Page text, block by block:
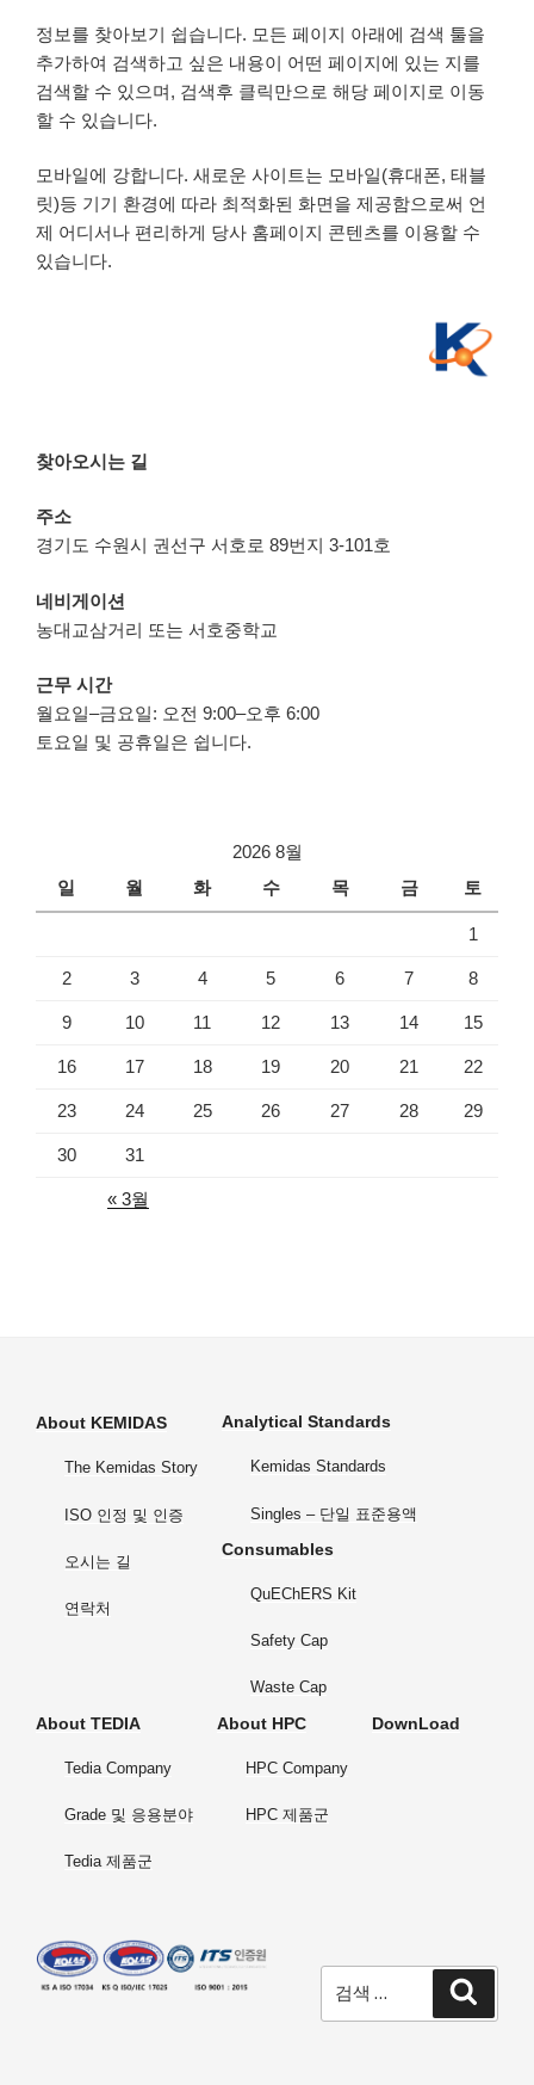
정보를 찾아보기 쉽습니다. 모든 페이지 아래에 검색 툴을
추가하여 검색하고 싶은 내용이 어떤 페이지에 있는 지를
검색할 수 있으며, 검색후 클릭만으로 해당 페이지로 이동
할 수 있습니다.
모바일에 강합니다. 새로운 사이트는 모바일(휴대폰, 태블
릿)등 기기 환경에 따라 최적화된 화면을 제공함으로써 언
제 어디서나 편리하게 당사 홈페이지 콘텐츠를 이용할 수
있습니다.
찾아오시는 길
주소
경기도 수원시 권선구 서호로 89번지 3-101호
네비게이션
농대교삼거리 또는 서호중학교
근무 시간
월요일–금요일: 오전 9:00–오후 6:00
토요일 및 공휴일은 쉽니다.
2026 8월
일
월 화 수 목 금 토
1
2 3 4 5 6 7 8
9 10 11 12 13 14 15
16 17 18 19 20 21 22
23 24 25 26 27 28 29
30 31
« 3월
About KEMIDAS
The Kemidas Story
ISO 인정 및 인증
오시는 길
연락처
Analytical Standards
Kemidas Standards
Singles – 단일 표준용액
Consumables
QuEChERS Kit
Safety Cap
Waste Cap
About TEDIA
Tedia Company
Grade 및 응용분야
Tedia 제품군
About HPC
HPC Company
HPC 제품군
DownLoad
색: